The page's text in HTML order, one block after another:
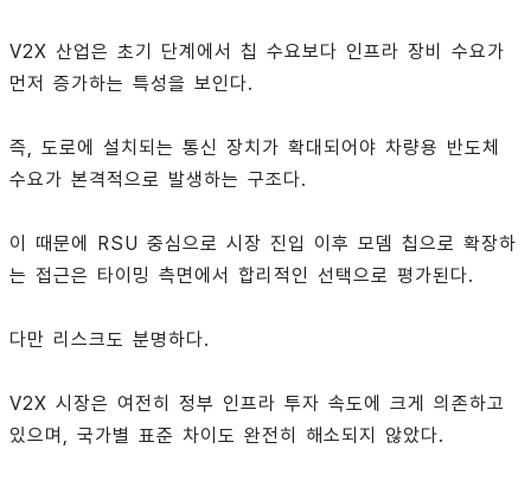
V2X 산업은 초기 단계에서 칩 수요보다 인프라 장비 수요가
먼저 증가하는 특성을 보인다.
즉, 도로에 설치되는 통신 장치가 확대되어야 차량용 반도체
수요가 본격적으로 발생하는 구조다.
이 때문에 RSU 중심으로 시장 진입 이후 모뎀 칩으로 확장하
는 접근은 타이밍 측면에서 합리적인 선택으로 평가된다.
다만 리스크도 분명하다.
V2X 시장은 여전히 정부 인프라 투자 속도에 크게 의존하고
있으며, 국가별 표준 차이도 완전히 해소되지 않았다.